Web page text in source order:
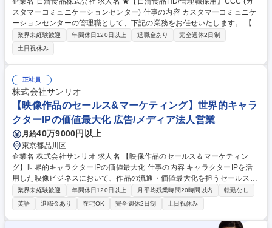
スタマーコミュニケーションセンター) 仕事の内容 カスタマーコミュニケ
ーションセンターの管理職として、下記の業務をお任せいたします。 【業
務詳細】 ■お客様の声 (VOC)の活用推進 ■コンタクトセンター運営・業務
改善 ■グループ各社への支援・連携 ■リスク・危機管理対応 ■コンタクト
センターのDX推進・変革 募集職種 ★【日清食品HD/管理職採用】CCC
(カスタマーコミュニケーションセンター)
業界未経験歓迎 年間休日120日以上 退職金あり
完全週休2日制
土日祝休み
正社員
株式会社サンリオ
【映像作品のセールス&マーケティング】世界的キャラ
クターIPの価値最大化 広告/メディア法人営業
月給40万9000円以上
東京都品川区
企業名 株式会社サンリオ 求人名 【映像作品のセールス＆マーケティン
グ】世界的キャラクターIPの価値最大化 仕事の内容 キャラクターIPを活
用した映像ビジネスにおいて、作品の流通・価値最大化を担うセールスや
マーケティング業務全般をお任せします。作品の入口から出口まで社内外
と連携し、グローバルに魅力をお届けします。 ■セールス業務:国内外プラ
ットフォームへの映像作品セールス(配信・番販),条件交渉,ライセンス案件
創出 ■マーケティング/プロモーション:ローンチ前後の企画実行,視聴数や
業界未経験歓迎 年間休日120日以上 月平均残業時間20時間以内
転勤なし
英語
退職金あり 在宅OK 完全週休2日制 土日祝休み